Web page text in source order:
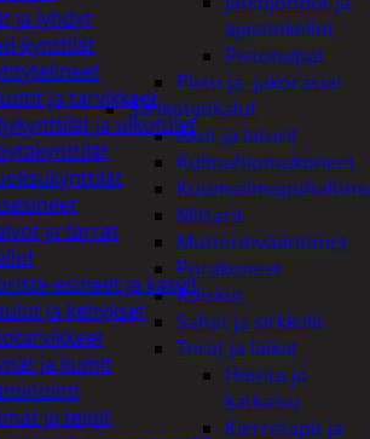
ajastinkellot
Pistotulpat
Pisto ja -jakorasiat
Sähkötyökalut
Akut ja laturit
Kulmahiomakoneet
Mittarit
Mutterinvääntimet
Porakoneet
Ruiskut
Sahat ja sirkkelit
Terät ja laikat
Hionta ja
katkaisu
Kierretapit ja
ja lyhdyt
kynttilät
ja tarvikkeet
ja ulkotulet
ja tarrat
esineet ja kasvit
ja kehykset
ja kumit
ja teipit